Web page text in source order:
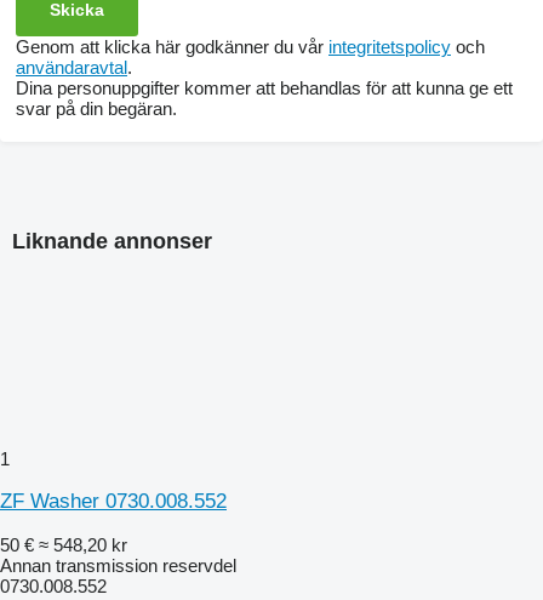
Genom att klicka här godkänner du vår integritetspolicy och
användaravtal.
Dina personuppgifter kommer att behandlas för att kunna ge ett
svar på din begäran.
Liknande annonser
1
ZF Washer 0730.008.552
50 € ≈ 548,20 kr
Annan transmission reservdel
0730.008.552